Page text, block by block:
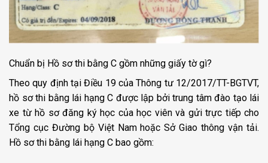
Chuẩn bị Hồ sơ thi bằng C gồm những giấy tờ gì?
Theo quy định tại Điều 19 của Thông tư 12/2017/TT-BGTVT,
hồ sơ thi bằng lái hạng C được lập bởi trung tâm đào tạo lái
xe từ hồ sơ đăng ký học của học viên và gửi trực tiếp cho
Tổng cục Đường bộ Việt Nam hoặc Sở Giao thông vận tải.
Hồ sơ thi bằng lái hạng C bao gồm: